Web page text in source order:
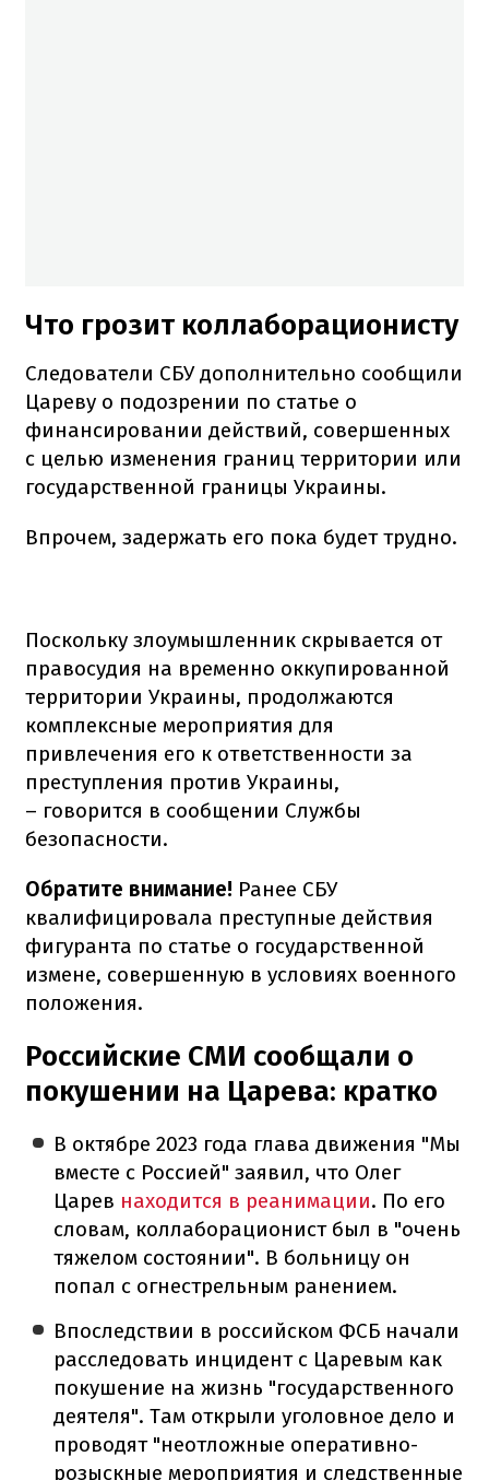
Что грозит коллаборационисту
Следователи СБУ дополнительно сообщили
Цареву о подозрении по статье о
финансировании действий, совершенных
с целью изменения границ территории или
государственной границы Украины.
Впрочем, задержать его пока будет трудно.
Поскольку злоумышленник скрывается от
правосудия на временно оккупированной
территории Украины, продолжаются
комплексные мероприятия для
привлечения его к ответственности за
преступления против Украины,
– говорится в сообщении Службы
безопасности.
Обратите внимание! Ранее СБУ
квалифицировала преступные действия
фигуранта по статье о государственной
измене, совершенную в условиях военного
положения.
Российские СМИ сообщали о
покушении на Царева: кратко
В октябре 2023 года глава движения "Мы
вместе с Россией" заявил, что Олег
Царев находится в реанимации. По его
словам, коллаборационист был в "очень
тяжелом состоянии". В больницу он
попал с огнестрельным ранением.
Впоследствии в российском ФСБ начали
расследовать инцидент с Царевым как
покушение на жизнь "государственного
деятеля". Там открыли уголовное дело и
проводят "неотложные оперативно-
розыскные мероприятия и следственные